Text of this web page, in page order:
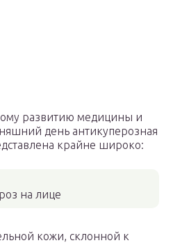
развитию медицины и
день антикуперозная
крайне широко:
на лице
кожи, склонной к